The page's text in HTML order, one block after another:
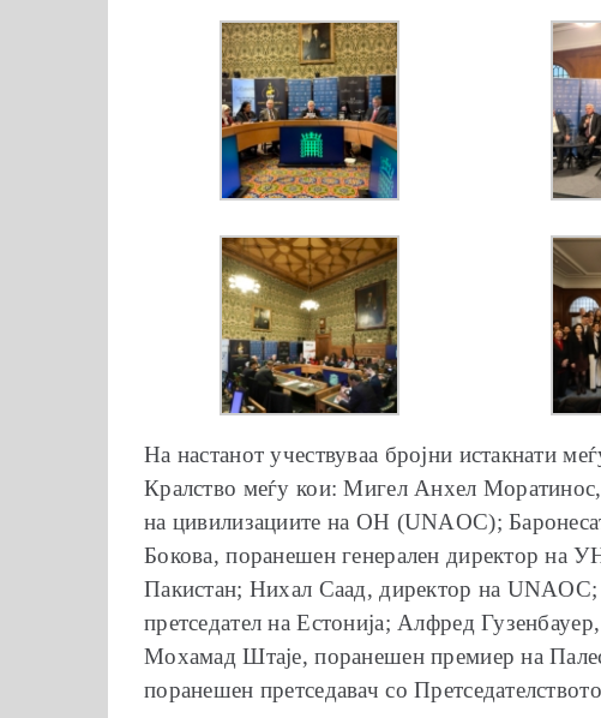
На настанот учествуваа бројни истакнати
Кралство меѓу кои: Мигел Анхел Моратинос,
на цивилизациите на ОН (UNAOC);
Бокова, поранешен генерален директор на
Пакистан; Нихал Саад, директор на
претседател на Естонија; Алфред
Мохамад Штаје, поранешен премиер на
поранешен претседавач со